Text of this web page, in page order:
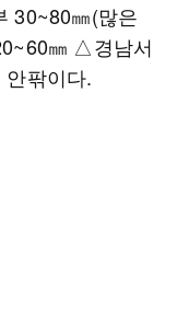
30~80㎜(많은
㎜ △경남서
팎이다.